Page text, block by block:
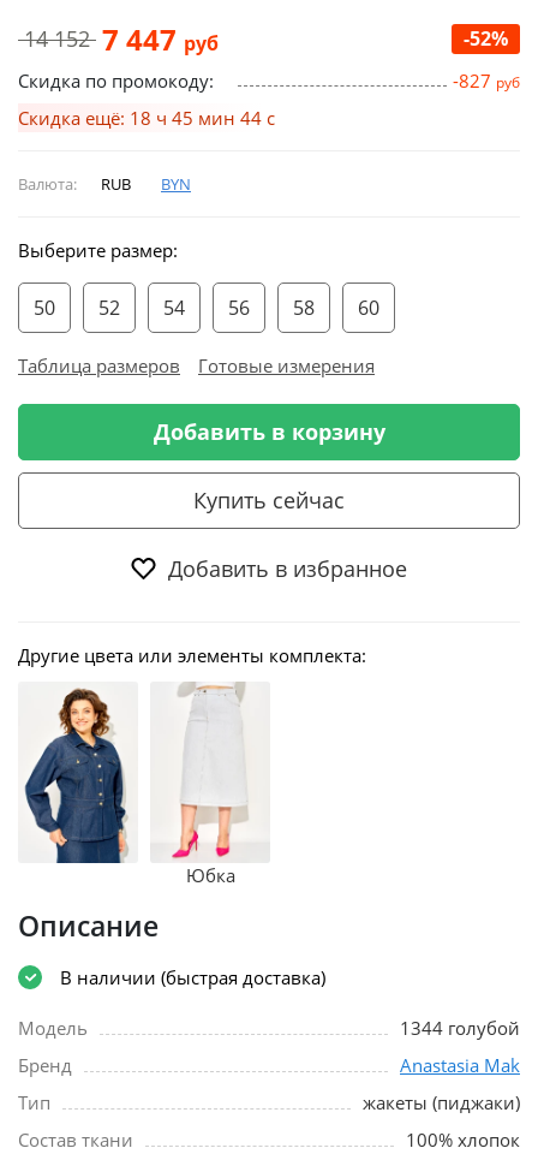
14 152 7 447 руб -52%
Скидка по промокоду: -827 руб
Скидка ещё: 18 ч 45 мин 43 с
Валюта: RUB BYN
Выберите размер:
50 52 54 56 58 60
Таблица размеров Готовые измерения
Добавить в корзину
Купить сейчас
Добавить в избранное
Другие цвета или элементы комплекта:
Юбка
Описание
В наличии (быстрая доставка)
Модель
1344 голубой
Бренд
Anastasia Mak
Тип
жакеты (пиджаки)
Состав ткани
100% хлопок